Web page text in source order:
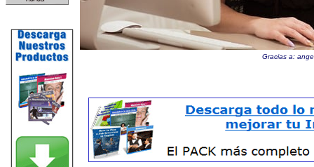
Gracias a: